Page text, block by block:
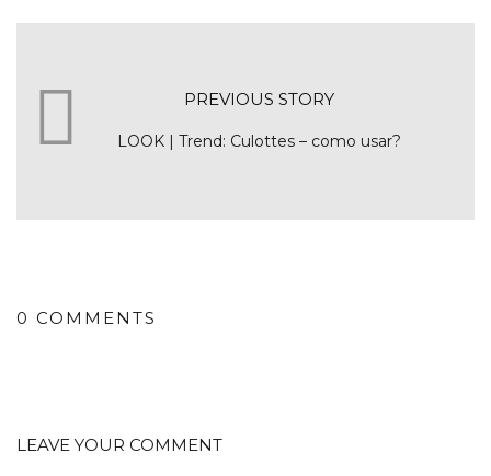
PREVIOUS STORY
LOOK | Trend: Culottes – como usar?
0 COMMENTS
LEAVE YOUR COMMENT